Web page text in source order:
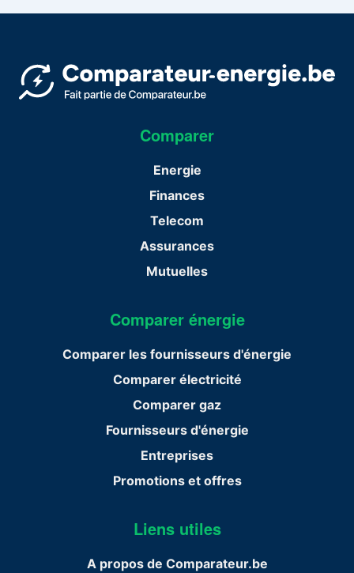
Comparer
Energie
Finances
Telecom
Assurances
Mutuelles
Comparer énergie
Comparer les fournisseurs d'énergie
Comparer électricité
Comparer gaz
Fournisseurs d'énergie
Entreprises
Promotions et offres
Liens utiles
A propos de Comparateur.be